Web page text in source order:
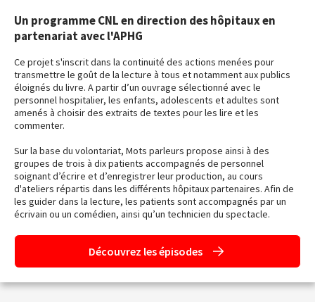
Un programme CNL en direction des hôpitaux en
partenariat avec l'APHG
Ce projet s'inscrit dans la continuité des actions menées pour
transmettre le goût de la lecture à tous et notamment aux publics
éloignés du livre. A partir d’un ouvrage sélectionné avec le
personnel hospitalier, les enfants, adolescents et adultes sont
amenés à choisir des extraits de textes pour les lire et les
commenter.
Sur la base du volontariat, Mots parleurs propose ainsi à des
groupes de trois à dix patients accompagnés de personnel
soignant d’écrire et d’enregistrer leur production, au cours
d'ateliers répartis dans les différents hôpitaux partenaires. Afin de
les guider dans la lecture, les patients sont accompagnés par un
écrivain ou un comédien, ainsi qu’un technicien du spectacle.
Découvrez les épisodes